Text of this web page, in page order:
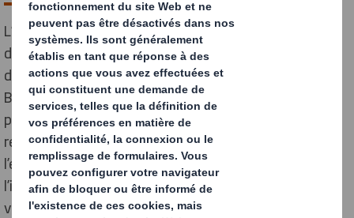
L’emballage joue un rôle central dans la chaîne
d’approvisionnement. Pourtant, encore peu
d’entreprises lui accordent l’importance qu’il mérite.
Bien conçu, un emballage protège efficacement les
produits des détériorations, mais il participe aussi à la
réduction des coûts et à la protection de
l’environnement. Avec DS Smith, découvrez toute
l’importance d’un emballage bien conçu pour optimiser
vos opérations logistiques.